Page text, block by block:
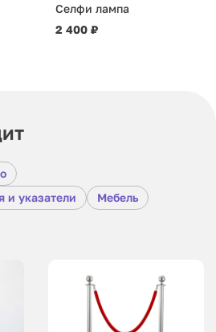
Селфи лампа
2 400 ₽
и указатели
Мебель